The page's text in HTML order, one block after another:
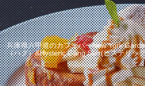
兵庫県六甲道のカフェバーNew York
（ハグ）&Hysteric Gang Star(ヒステリッ